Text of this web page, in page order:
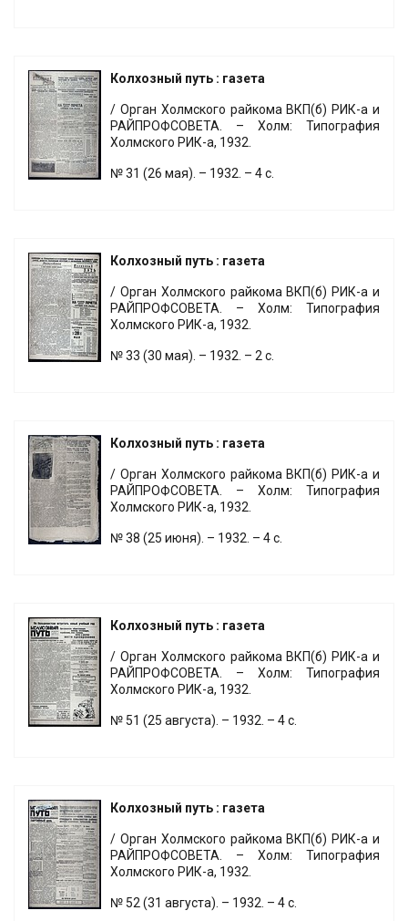
Колхозный путь : газета
/ Орган Холмского райкома ВКП(б) РИК-а и
РАЙПРОФСОВЕТА. – Холм: Типография
Холмского РИК-а, 1932.
№ 31 (26 мая). – 1932. – 4 с.
Колхозный путь : газета
/ Орган Холмского райкома ВКП(б) РИК-а и
РАЙПРОФСОВЕТА. – Холм: Типография
Холмского РИК-а, 1932.
№ 33 (30 мая). – 1932. – 2 с.
Колхозный путь : газета
/ Орган Холмского райкома ВКП(б) РИК-а и
РАЙПРОФСОВЕТА. – Холм: Типография
Холмского РИК-а, 1932.
№ 38 (25 июня). – 1932. – 4 с.
Колхозный путь : газета
/ Орган Холмского райкома ВКП(б) РИК-а и
РАЙПРОФСОВЕТА. – Холм: Типография
Холмского РИК-а, 1932.
№ 51 (25 августа). – 1932. – 4 с.
Колхозный путь : газета
/ Орган Холмского райкома ВКП(б) РИК-а и
РАЙПРОФСОВЕТА. – Холм: Типография
Холмского РИК-а, 1932.
№ 52 (31 августа). – 1932. – 4 с.